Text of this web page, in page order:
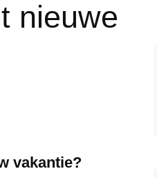
nieuwe
vakantie?